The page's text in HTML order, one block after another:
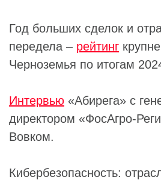
Год больших сделок и
передела – рейтинг
Черноземья по итогам
Интервью «Абирега» с
директором «ФосАгро-
Вовком.
Кибербезопасность: